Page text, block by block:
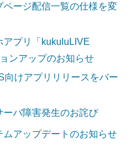
ページ配信一覧の仕様を変
アプリ「kukuluLIVE
ンアップのお知らせ
向けアプリリリースをバー
ーバ障害発生のお詫び
ムアップデートのお知らせ